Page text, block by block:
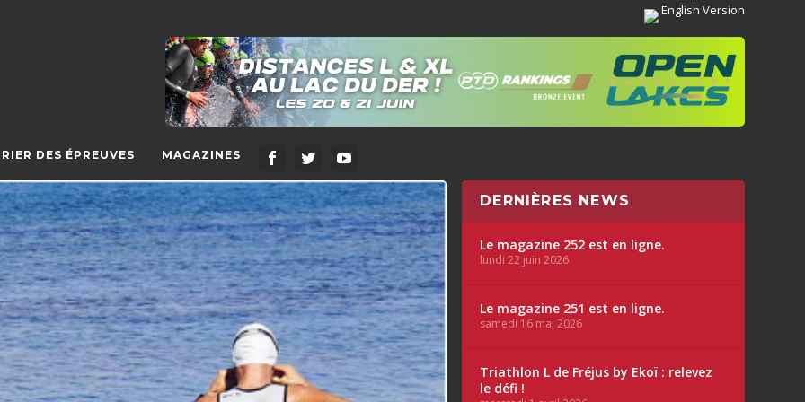
English Version
DES ÉPREUVES MAGAZINES
DERNIÈRES NEWS
Le magazine 252 est en ligne.
lundi 22 juin 2026
Le magazine 251 est en ligne.
samedi 16 mai 2026
Triathlon L de Fréjus by Ekoï : relevez
le défi !